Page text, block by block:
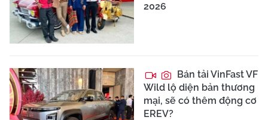
2026
Bán tải VinFast VF
Wild lộ diện bản thương
mại, sẽ có thêm động cơ
EREV?